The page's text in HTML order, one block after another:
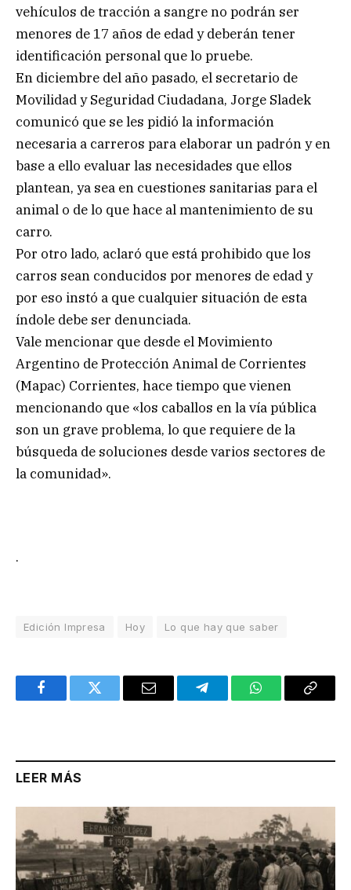
vehículos de tracción a sangre no podrán ser
menores de 17 años de edad y deberán tener
identificación personal que lo pruebe.
En diciembre del año pasado, el secretario de
Movilidad y Seguridad Ciudadana, Jorge Sladek
comunicó que se les pidió la información
necesaria a carreros para elaborar un padrón y en
base a ello evaluar las necesidades que ellos
plantean, ya sea en cuestiones sanitarias para el
animal o de lo que hace al mantenimiento de su
carro.
Por otro lado, aclaró que está prohibido que los
carros sean conducidos por menores de edad y
por eso instó a que cualquier situación de esta
índole debe ser denunciada.
Vale mencionar que desde el Movimiento
Argentino de Protección Animal de Corrientes
(Mapac) Corrientes, hace tiempo que vienen
mencionando que «los caballos en la vía pública
son un grave problema, lo que requiere de la
búsqueda de soluciones desde varios sectores de
la comunidad».
.
Edición Impresa Hoy Lo que hay que saber
FacebookTwitter Email TelegramWhatsAppCopy
LEER MÁS